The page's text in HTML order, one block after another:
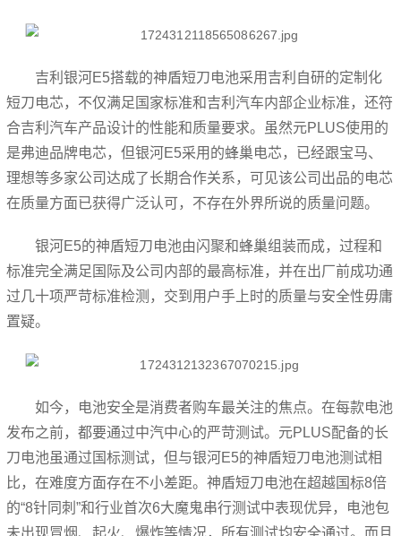
吉利银河E5搭载的神盾短刀电池采用吉利自研的定制化
短刀电芯，不仅满足国家标准和吉利汽车内部企业标准，还符
合吉利汽车产品设计的性能和质量要求。虽然元PLUS使用的
是弗迪品牌电芯，但银河E5采用的蜂巢电芯，已经跟宝马、
理想等多家公司达成了长期合作关系，可见该公司出品的电芯
在质量方面已获得广泛认可，不存在外界所说的质量问题。
银河E5的神盾短刀电池由闪聚和蜂巢组装而成，过程和
标准完全满足国际及公司内部的最高标准，并在出厂前成功通
过几十项严苛标准检测，交到用户手上时的质量与安全性毋庸
置疑。
如今，电池安全是消费者购车最关注的焦点。在每款电池
发布之前，都要通过中汽中心的严苛测试。元PLUS配备的长
刀电池虽通过国标测试，但与银河E5的神盾短刀电池测试相
比，在难度方面存在不小差距。神盾短刀电池在超越国标8倍
的“8针同刺”和行业首次6大魔鬼串行测试中表现优异，电池包
未出现冒烟、起火、爆炸等情况，所有测试均安全通过。而且